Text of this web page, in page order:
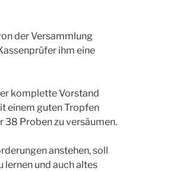
der Versammlung
ihm eine
komplette Vorstand
einem guten Tropfen
38 Proben zu versäumen.
anstehen, soll
lernen und auch altes